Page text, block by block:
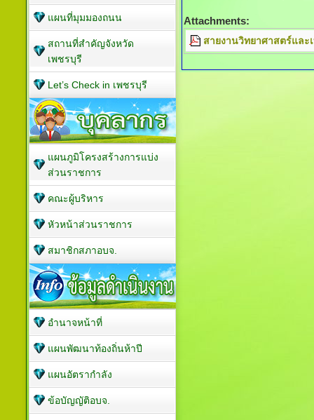
Attachments:
สายงานวิทยาศาสตร์แล
แผนที่มุมมองถนน
สถานที่สำคัญจังหวัด
เพชรบุรี
Let’s Check in เพชรบุรี
แผนภูมิโครงสร้างการแบ่ง
ส่วนราชการ
คณะผู้บริหาร
หัวหน้าส่วนราชการ
สมาชิกสภาอบจ.
อำนาจหน้าที่
แผนพัฒนาท้องถิ่นห้าปี
แผนอัตรากำลัง
ข้อบัญญัติอบจ.